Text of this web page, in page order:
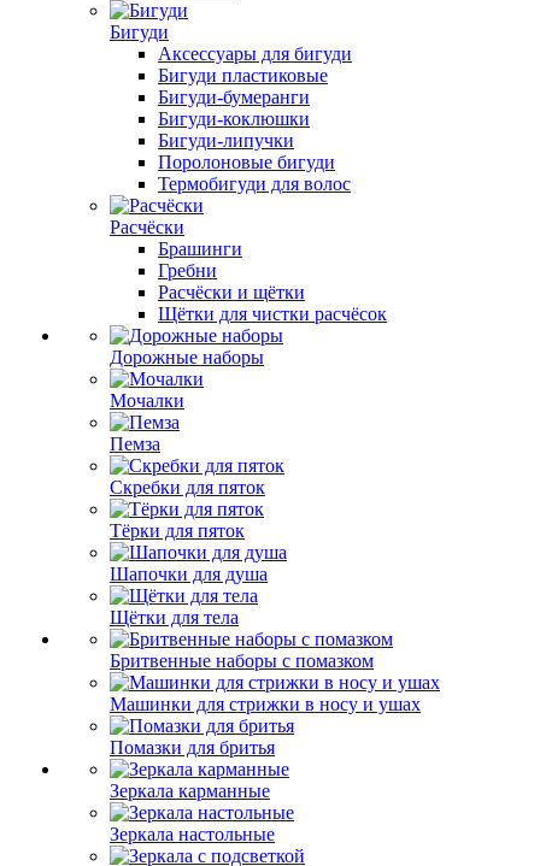
Бигуди
Аксессуары для бигуди
Бигуди пластиковые
Бигуди-бумеранги
Бигуди-коклюшки
Бигуди-липучки
Поролоновые бигуди
Термобигуди для волос
Расчёски
Брашинги
Гребни
Расчёски и щётки
Щётки для чистки расчёсок
Дорожные наборы
Мочалки
Пемза
Скребки для пяток
Тёрки для пяток
Шапочки для душа
Щётки для тела
Бритвенные наборы с помазком
Машинки для стрижки в носу и ушах
Помазки для бритья
Зеркала карманные
Зеркала настольные